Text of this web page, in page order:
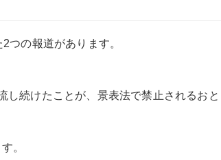
つの報道があります。
続けたことが、景表法で禁止されるおと
。